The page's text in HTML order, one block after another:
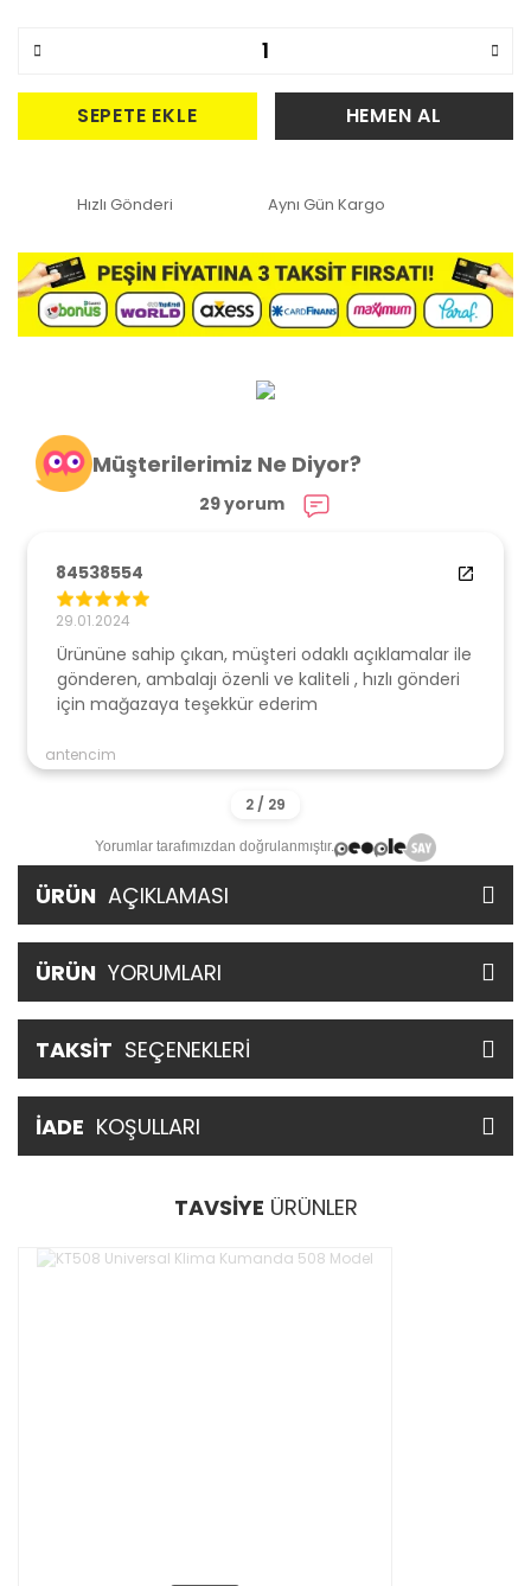
SEPETE EKLE HEMEN AL
Hızlı Gönderi Aynı Gün Kargo
Müşterilerimiz Ne Diyor?
29 yorum
84538554
29.01.2024
Ürününe sahip çıkan, müşteri odaklı açıklamalar ile
gönderen, ambalajı özenli ve kaliteli , hızlı gönderi
için mağazaya teşekkür ederim
antencim
Yorumlar tarafımızdan doğrulanmıştır.
ÜRÜN AÇIKLAMASI
ÜRÜN YORUMLARI
TAKSİT SEÇENEKLERİ
İADE KOŞULLARI
TAVSİYE ÜRÜNLER